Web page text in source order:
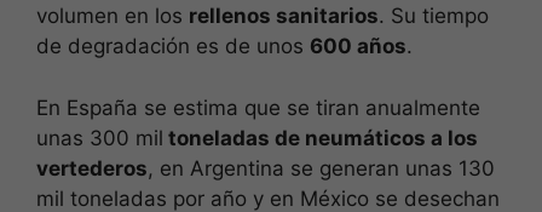
volumen en los rellenos sanitarios. Su tiempo
de degradación es de unos 600 años.
En España se estima que se tiran anualmente
unas 300 mil toneladas de neumáticos a los
vertederos, en Argentina se generan unas 130
mil toneladas por año y en México se desechan